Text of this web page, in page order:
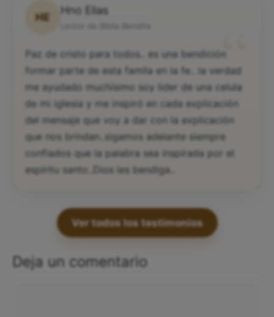
HE
Hno Elias
“
Paz de cristo para todos.. es una bendición
formar parte de esta famila en la fe.. la verdad
me ayudado muchísimo soy lider de una celula
de mi iglesia y me inspiró en cada explicación
del mensaje que voy a dar con la explicación
que nos brindan..sigamos adelante siempre
confiados que la palabra sea inspirada por el
espíritu santo..Dios les bendiga..
Ver todos los testimonios
Deja un comentario